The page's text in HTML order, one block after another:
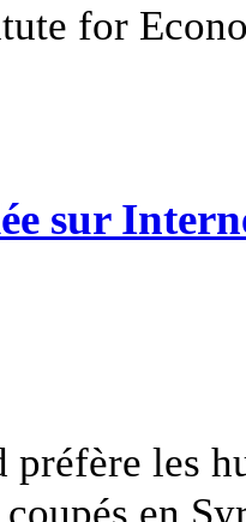
for
sur
préfère les